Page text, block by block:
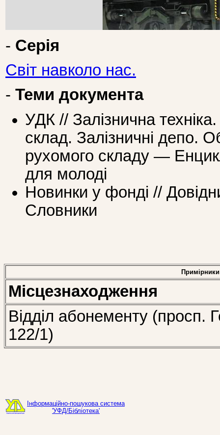
- Серія
Світ навколо нас.
- Теми документа
УДК // Залізнична
склад. Залізничні депо.
рухомого складу —
для молоді
Новинки у фонді //
Словники
Примірники
Місцезнаходження
Відділ абонементу (просп.
122/1)
Інформаційно-пошукова система
'УФД/Бібліотека'